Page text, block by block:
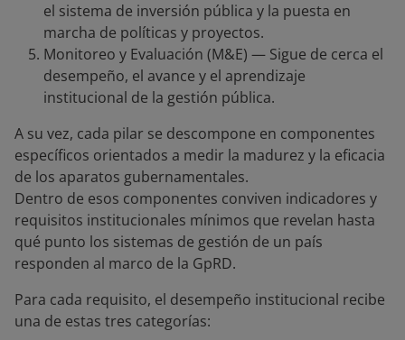
el sistema de inversión pública y la puesta en
marcha de políticas y proyectos.
Monitoreo y Evaluación (M&E) — Sigue de cerca el
desempeño, el avance y el aprendizaje
institucional de la gestión pública.
A su vez, cada pilar se descompone en componentes
específicos orientados a medir la madurez y la eficacia
de los aparatos gubernamentales.
Dentro de esos componentes conviven indicadores y
requisitos institucionales mínimos que revelan hasta
qué punto los sistemas de gestión de un país
responden al marco de la GpRD.
Para cada requisito, el desempeño institucional recibe
una de estas tres categorías: